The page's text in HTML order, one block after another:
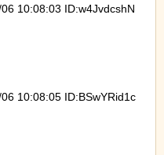
10:08:03 ID:w4JvdcshN
10:08:05 ID:BSwYRid1c